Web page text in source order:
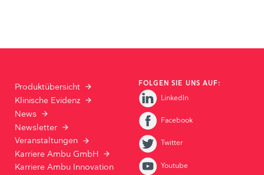
Produktübersicht
Klinische Evidenz
News
Newsletter
Veranstaltungen
Karriere Ambu GmbH
Karriere Ambu Innovation
FOLGEN SIE UNS AUF:
LinkedIn
Facebook
Twitter
Youtube